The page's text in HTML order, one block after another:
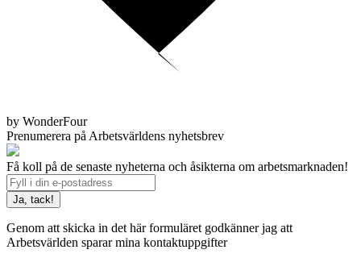
by WonderFour
Prenumerera på Arbetsvärldens nyhetsbrev
Få koll på de senaste nyheterna och åsikterna om arbetsmarknaden!
Genom att skicka in det här formuläret godkänner jag att
Arbetsvärlden sparar mina kontaktuppgifter